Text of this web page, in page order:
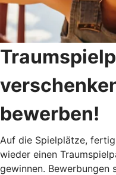
bewerben!
Auf die Spielplätze,
wieder einen
gewinnen.